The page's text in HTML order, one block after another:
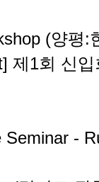
(양평
제1회 신
-